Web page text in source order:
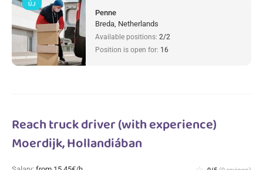
Penne
Breda, Netherlands
Available positions: 2/2
Position is open for: 16
ÚJ
Reach truck driver (with experience)
Moerdijk, Hollandiában